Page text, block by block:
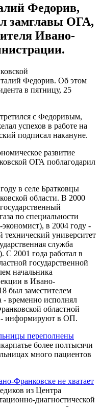
Федорив,
замглавы ОГА,
Ивано-
Федорив. Об этом
в пятницу, 25
с Федоривым,
успехов в работе на
подписал накануне.
развитие
ОГА поблагодарил
в селе Братковцы
области. В 2000
по специальности
в 2004 году -
университет
служба
С 2001 года работал в
государственной
начальника
в Ивано-
был заместителем
- временно исполнял
областной
- информируют в ОП.
переполнены
более полтысячи
много пациентов
Франковске не хватает
из Центра
диагностической